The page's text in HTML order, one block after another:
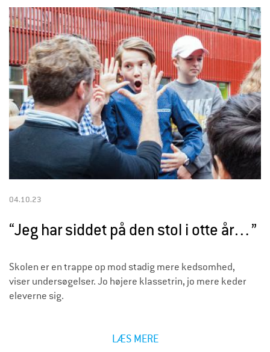
N
04.10.23
“Jeg har siddet på den stol i otte år…”
Skolen er en trappe op mod stadig mere kedsomhed,
viser undersøgelser. Jo højere klassetrin, jo mere keder
eleverne sig.
LÆS MERE